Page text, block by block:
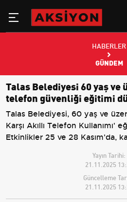
HABERLER
GÜNDEM
Talas Belediyesi 60 yaş ve
telefon güvenliği eğitimi
Talas Belediyesi, 60 yaş ve üzeri
Karşı Akıllı Telefon Kullanımı'
Etkinlikler 25 ve 28 Kasım'da,
Yayın Tarihi:
21.11.2025
Güncelleme
21.11.2025